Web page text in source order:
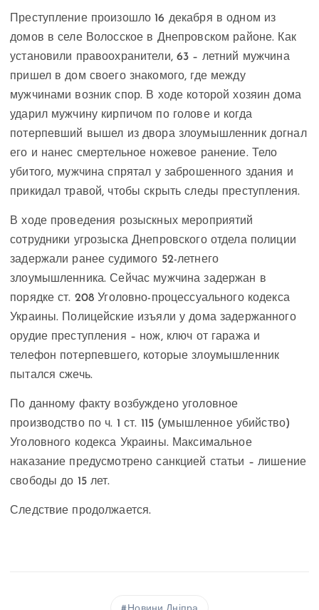
Преступление произошло 16 декабря в одном из
домов в селе Волосское в Днепровском районе. Как
установили правоохранители, 63 – летний мужчина
пришел в дом своего знакомого, где между
мужчинами возник спор. В ходе которой хозяин дома
ударил мужчину кирпичом по голове и когда
потерпевший вышел из двора злоумышленник догнал
его и нанес смертельное ножевое ранение. Тело
убитого, мужчина спрятал у заброшенного здания и
прикидал травой, чтобы скрыть следы преступления.
В ходе проведения розыскных мероприятий
сотрудники угрозыска Днепровского отдела полиции
задержали ранее судимого 52-летнего
злоумышленника. Сейчас мужчина задержан в
порядке ст. 208 Уголовно-процессуального кодекса
Украины. Полицейские изъяли у дома задержанного
орудие преступления – нож, ключ от гаража и
телефон потерпевшего, которые злоумышленник
пытался сжечь.
По данному факту возбуждено уголовное
производство по ч. 1 ст. 115 (умышленное убийство)
Уголовного кодекса Украины. Максимальное
наказание предусмотрено санкцией статьи – лишение
свободы до 15 лет.
Следствие продолжается.